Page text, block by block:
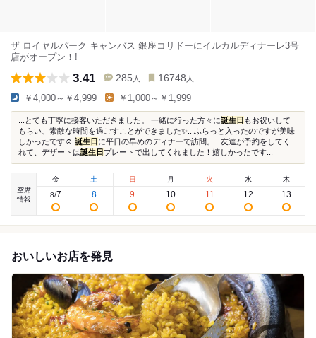
ザ ロイヤルパーク キャンバス 銀座コリドーにイルカルディナーレ3号
店がオープン！!
3.41 285 人 16748 人
￥4,000～￥4,999 ￥1,000～￥1,999
...とても丁寧に接客いただきました。 一緒に行った方々に誕生日 もお祝いして
もらい、素敵な時間を過ごすことができました✨...ふらっと入ったのですが美味
しかったです☺︎ 誕生日 に平日の早めのディナーで訪問。...友達が予約をしてく
れて、デザートは誕生日 プレートで出してくれました！嬉しかったです...
空席
情報
金
8/7
土
8
日
9
月
10
火
11
水
12
木
13
おいしいお店を発見